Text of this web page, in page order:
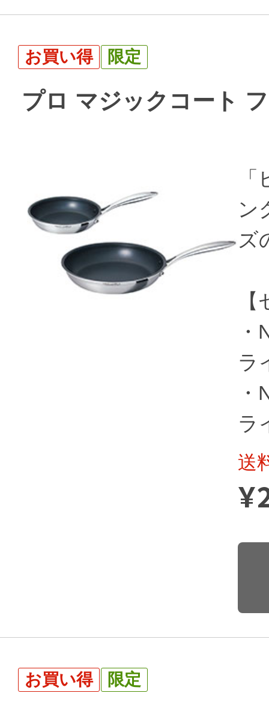
お買い得 限定
プロ マジックコート
ン
ズ
ラ
ラ
送
¥
お買い得 限定